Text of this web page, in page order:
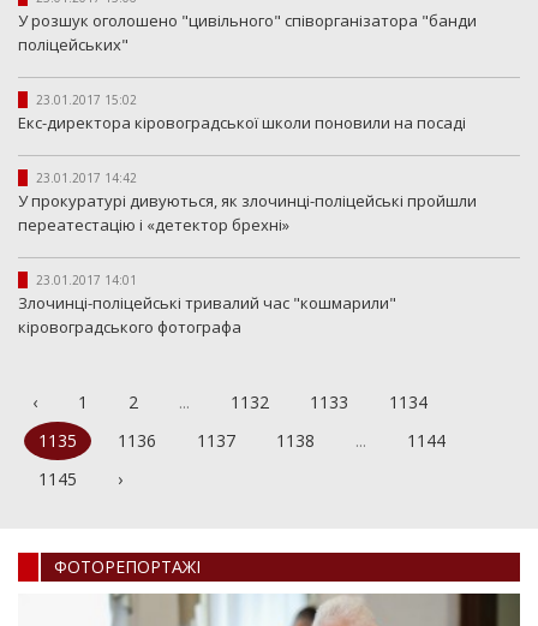
У розшук оголошено "цивільного" співорганізатора "банди
поліцейських"
23.01.2017 15:02
Екс-директора кіровоградської школи поновили на посаді
23.01.2017 14:42
У прокуратурі дивуються, як злочинці-поліцейські пройшли
переатестацію і «детектор брехні»
23.01.2017 14:01
Злочинці-поліцейські тривалий час "кошмарили"
кіровоградського фотографа
‹ 1 2 ... 1132 1133
1134
1135
1136 1137 1138 ...
1144
1145
›
ФОТОРЕПОРТАЖI